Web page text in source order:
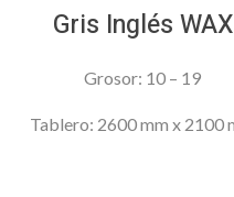
Gris Inglés WAX
Grosor: 10 – 19
Tablero: 2600 mm x 2100